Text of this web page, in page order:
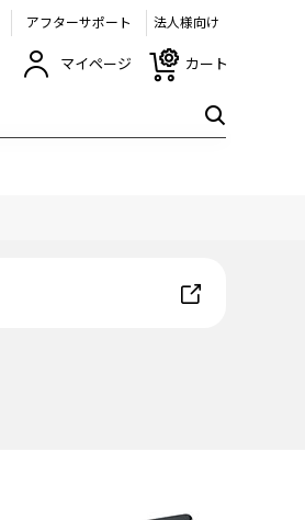
アフターサポート 法人様向け
マイページ カート